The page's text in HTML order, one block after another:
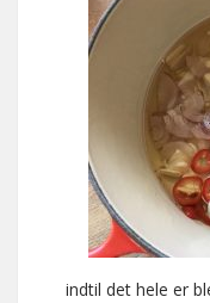
indtil det hele er